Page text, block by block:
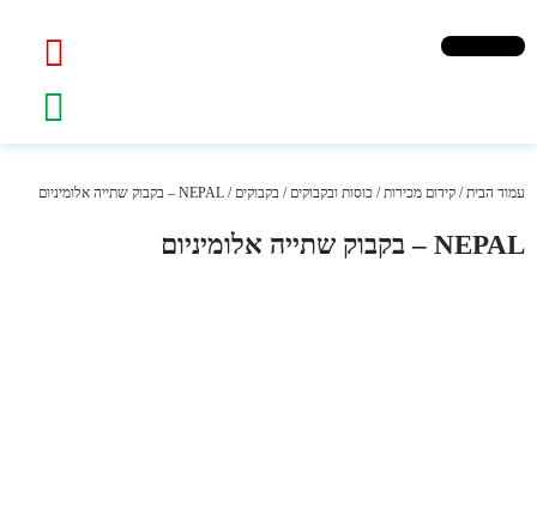
עמוד הבית/ קידום מכירות/ כוסות ובקבוקים / בקבוקים / NEPAL – בקבוק שתייה אלומיניום
NEPAL – בקבוק שתייה אלומיניום